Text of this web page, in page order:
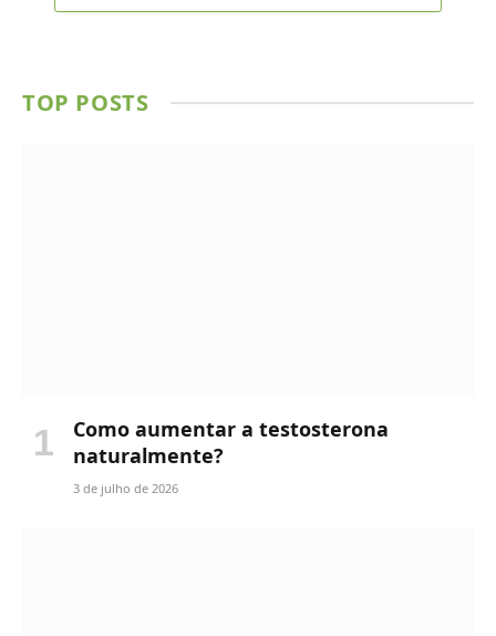
TOP POSTS
Como aumentar a testosterona
naturalmente?
3 de julho de 2026